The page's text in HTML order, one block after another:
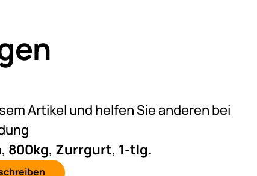
Artikel und helfen Sie anderen bei
800kg, Zurrgurt, 1-tlg.